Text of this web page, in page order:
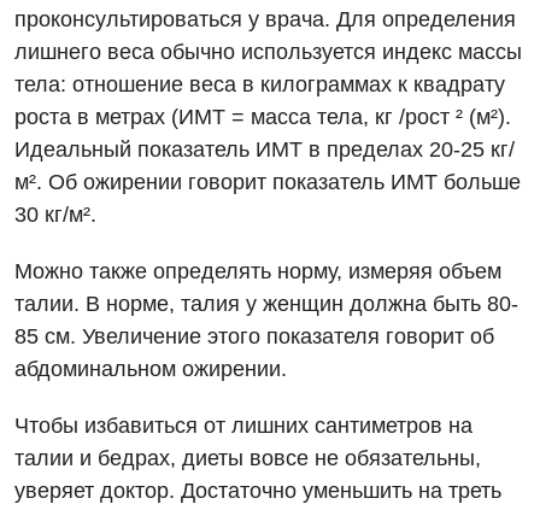
Детская урология
Детская хирургия
Детская эндокринология
Педиатрия
проконсультироваться у врача. Для определения
лишнего веса обычно используется индекс массы
тела: отношение веса в килограммах к квадрату
роста в метрах (ИМТ = масса тела, кг /рост ² (м²).
Идеальный показатель ИМТ в пределах 20-25 кг/
м². Об ожирении говорит показатель ИМТ больше
30 кг/м².
Можно также определять норму, измеряя объем
талии. В норме, талия у женщин должна быть 80-
85 см. Увеличение этого показателя говорит об
абдоминальном ожирении.
Чтобы избавиться от лишних сантиметров на
талии и бедрах, диеты вовсе не обязательны,
уверяет доктор. Достаточно уменьшить на треть